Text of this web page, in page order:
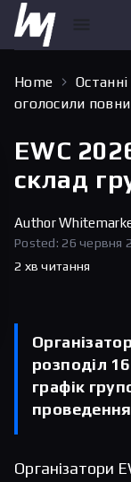
Home
оголосили
EWC
склад
Author
Posted: 26 червня
2 хв читання
розподіл
графік
проведення
Організатори